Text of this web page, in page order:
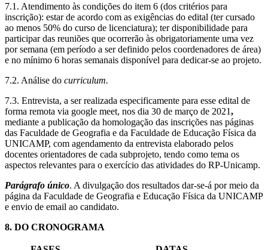
7.1. Atendimento às condições do item 6 (dos critérios para
inscrição): estar de acordo com as exigências do edital (ter cursado
ao menos 50% do curso de licenciatura); ter disponibilidade para
participar das reuniões que ocorrerão às obrigatoriamente uma vez
por semana (em período a ser definido pelos coordenadores de área)
e no mínimo 6 horas semanais disponível para dedicar-se ao projeto.
7.2. Análise do curriculum.
7.3. Entrevista, a ser realizada especificamente para esse edital de
forma remota via google meet, nos dia 30 de março de 2021,
mediante a publicação da homologação das inscrições nas páginas
das Faculdade de Geografia e da Faculdade de Educação Física da
UNICAMP, com agendamento da entrevista elaborado pelos
docentes orientadores de cada subprojeto, tendo como tema os
aspectos relevantes para o exercício das atividades do RP-Unicamp.
Parágrafo único. A divulgação dos resultados dar-se-á por meio da
página da Faculdade de Geografia e Educação Física da UNICAMP
e envio de email ao candidato.
8. DO CRONOGRAMA